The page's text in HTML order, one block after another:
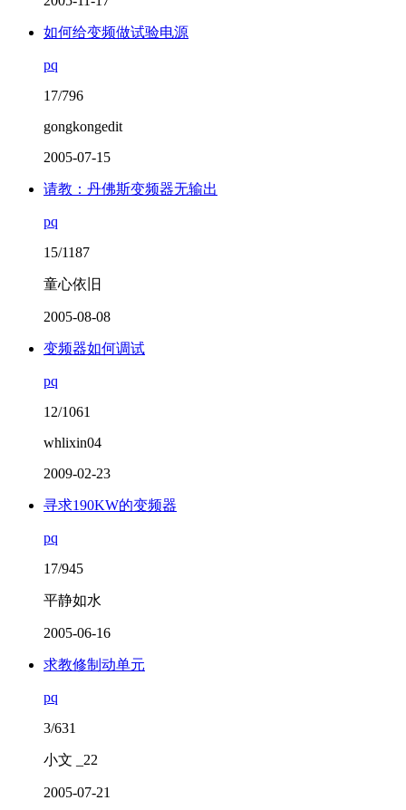
如何给变频做试验电源
pq
17/796
gongkongedit
2005-07-15
请教：丹佛斯变频器无输出
pq
15/1187
童心依旧
2005-08-08
变频器如何调试
pq
12/1061
whlixin04
2009-02-23
寻求190KW的变频器
pq
17/945
平静如水
2005-06-16
求教修制动单元
pq
3/631
小文 _22
2005-07-21